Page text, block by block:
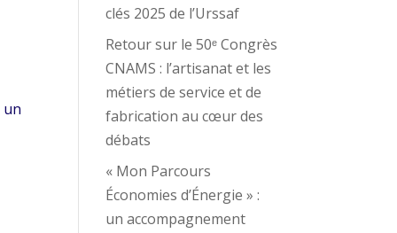
un
clés 2025 de l’Urssaf
Retour sur le 50ᵉ Congrès
CNAMS : l’artisanat et les
métiers de service et de
fabrication au cœur des
débats
« Mon Parcours
Économies d’Énergie » :
un accompagnement